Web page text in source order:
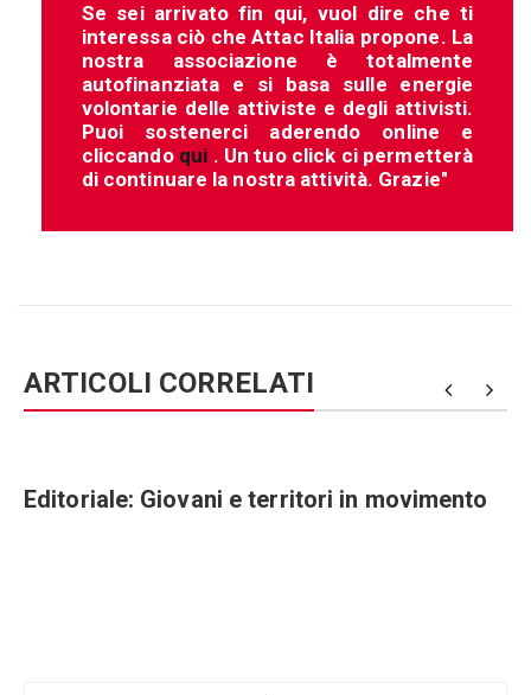
Se sei arrivato fin qui, vuol dire che ti
interessa ciò che Attac Italia propone. La
nostra associazione è totalmente
autofinanziata e si basa sulle energie
volontarie delle attiviste e degli attivisti.
Puoi sostenerci aderendo online e
cliccando qui . Un tuo click ci permetterà
di continuare la nostra attività. Grazie"
ARTICOLI CORRELATI
Editoriale: Giovani e territori in movimento